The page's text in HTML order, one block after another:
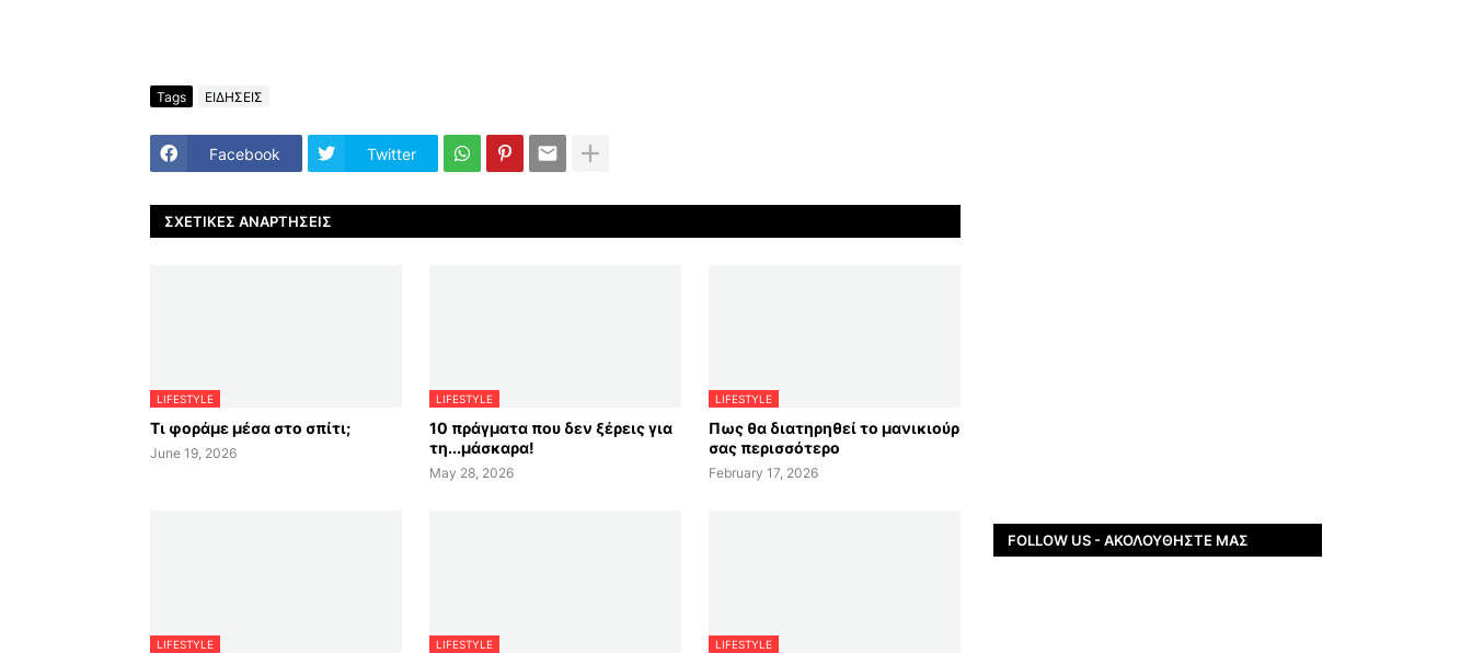
Tags ΕΙΔΗΣΕΙΣ
Facebook Twitter
ΣΧΕΤΙΚΈΣ ΑΝΑΡΤΉΣΕΙΣ
LIFESTYLE
Τι φοράμε μέσα στο σπίτι;
June 19, 2026
LIFESTYLE
10 πράγματα που δεν ξέρεις για
τη...μάσκαρα!
May 28, 2026
LIFESTYLE
Πως θα διατηρηθεί το μανικιούρ
σας περισσότερο
February 17, 2026
LIFESTYLE LIFESTYLE LIFESTYLE
FOLLOW US - ΑΚΟΛΟΥΘΉΣΤΕ ΜΑΣ